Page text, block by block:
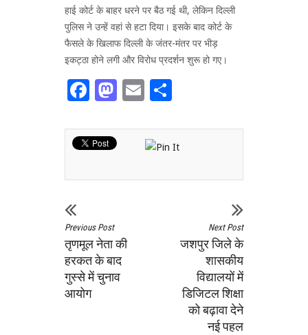
हाई कोर्ट के बाहर धरने पर बैठ गई थी, लेकिन दिल्ली
पुलिस ने उन्हें वहां से हटा दिया। इसके बाद कोर्ट के
फैसले के खिलाफ दिल्ली के जंतर-मंतर पर भीड़
इकट्ठा होने लगी और विरोध प्रदर्शन शुरू हो गए।
Facebook
Mastodon
Email
Previous Post
तृणमूल नेता की
हरकत के बाद
गुस्से में चुनाव
आयोग
Next Post
जशपुर जिले के
शासकीय
विद्यालयों में
डिजिटल शिक्षा
को बढ़ावा देने
नई पहल